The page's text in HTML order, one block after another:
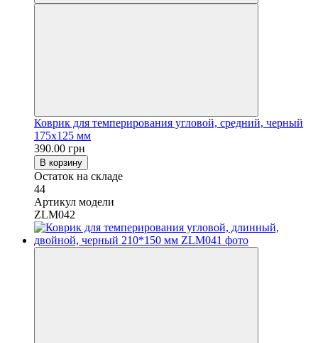
Коврик для темперирования угловой, средний, черный
175х125 мм
390.00 грн
В корзину
Остаток на складе
44
Артикул модели
ZLM042